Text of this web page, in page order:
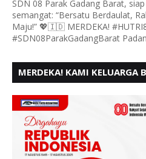
SDN 08 Parak Gadang Barat,
semangat: “Bersatu Berdaulat,
Maju!” 💖🇮🇩 MERDEKA!
#SDN08ParakGadangBarat
MERDEKA! KAMI KELUARGA